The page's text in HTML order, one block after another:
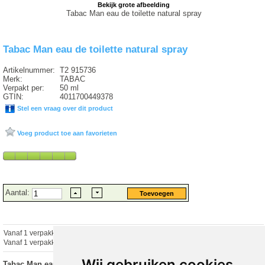
Bekijk grote afbeelding
Tabac Man eau de toilette natural spray
Tabac Man eau de toilette natural spray
Artikelnummer:
Merk:
Verpakt per:
GTIN:
T2 915736
TABAC
50 ml
4011700449378
Stel een vraag over dit product
Voeg product toe aan favorieten
Aantal:
Vanaf 1 verpakking
Vanaf 1 verpakking